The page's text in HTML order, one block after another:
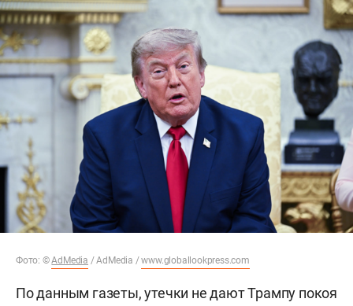
Фото: ©AdMedia / AdMedia /www.globallookpress.com
По данным газеты, утечки не дают Трампу покоя